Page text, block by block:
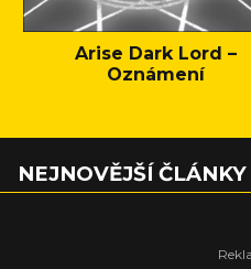
Arise Dark Lord –
Oznámení
NEJNOVĚJŠÍ ČLÁNKY